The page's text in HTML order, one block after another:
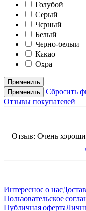
Голубой
Серый
Черный
Белый
Черно-белый
Какао
Охра
Применить
Применить
Сбросить
Отзывы покупателей
Отзыв: Очень
Интересное о нас
Пользовательское
Публичная оферта